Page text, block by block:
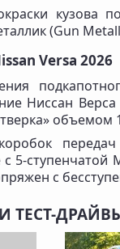
кузова
(Gun
Versa 2026
Ниссан
объемом
с 5-
с
ДРАЙВЫ